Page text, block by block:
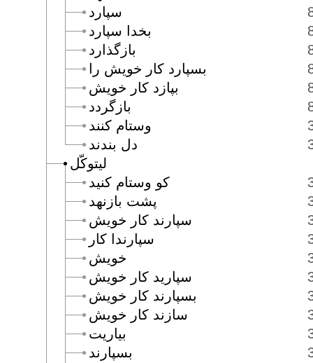
ليتوكّل
سپارد
بخدا سپارد
بازگذارد
بسپارد كار خويش را
بپازد كار خويش
بازگردد
وستام كنند
دل بندند
كو وستام كنيد
پشت بازنهد
سپارند كار خويش
سپارندا كار
خويش
سپاريد كار خويش
بسپارند كار خويش
سازند كار خويش
بياريت
بسپارند